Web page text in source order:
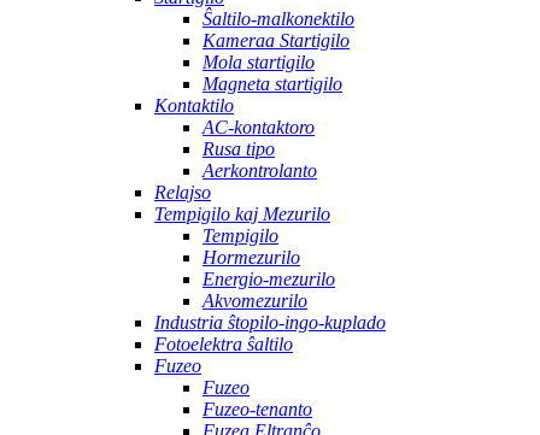
Ŝaltilo-malkonektilo
Kameraa Startigilo
Mola startigilo
Magneta startigilo
Kontaktilo
AC-kontaktoro
Rusa tipo
Aerkontrolanto
Relajso
Tempigilo kaj Mezurilo
Tempigilo
Hormezurilo
Energio-mezurilo
Akvomezurilo
Industria ŝtopilo-ingo-kuplado
Fotoelektra ŝaltilo
Fuzeo
Fuzeo
Fuzeo-tenanto
Fuzea Eltranĉo